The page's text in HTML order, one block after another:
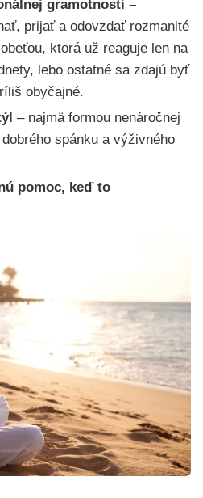
gramotnosti –
prijať a odovzdať rozmanité
ktorá už reaguje len na
lebo ostatné sa zdajú byť
obyčajné.
– najmä formou nenáročnej
spánku a výživného
pomoc, keď to